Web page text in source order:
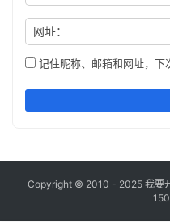
用
址
网址：
记住昵称、邮箱和网址，下
Copyright © 2010 - 2025 我要